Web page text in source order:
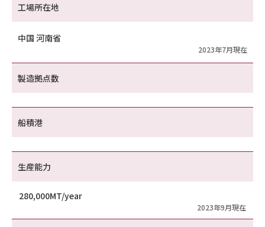
工場所在地
中国 河南省
2023年7月現在
製造拠点数
船積港
生産能力
280,000MT/year
2023年9月現在